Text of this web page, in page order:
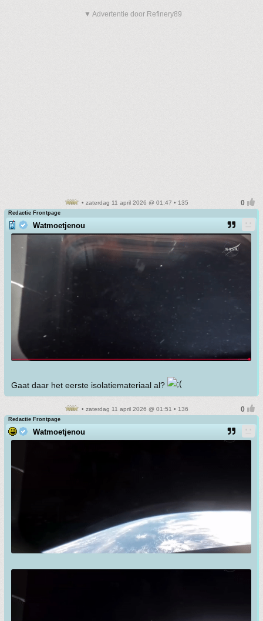
▼ Advertentie door Refinery89
• zaterdag 11 april 2026 @ 01:47 • 135
Redactie Frontpage
Watmoetjenou
Gaat daar het eerste isolatiemateriaal al?
• zaterdag 11 april 2026 @ 01:51 • 136
Redactie Frontpage
Watmoetjenou